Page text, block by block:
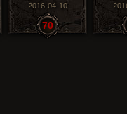
2016-04-10
70